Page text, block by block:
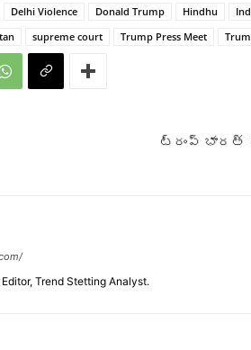
Delhi Violence Donald Trump Hindhu
supreme court Trump Press Meet
ట్రంప్
Trend Stetting Analyst.